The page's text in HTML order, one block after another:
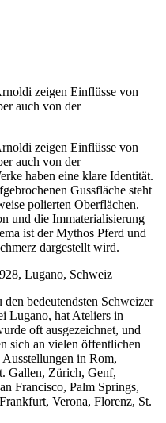
zeigen Einflüsse von
auch von der
zeigen Einflüsse von
auch von der
haben eine klare Identität.
Gussfläche steht
polierten Oberflächen.
und die Immaterialisierung
ist der Mythos Pferd und
dargestellt wird.
Lugano, Schweiz
bedeutendsten Schweizer
Lugano, hat Ateliers in
oft ausgezeichnet, und
sich an vielen öffentlichen
in Rom,
Gallen, Zürich, Genf,
Francisco, Palm Springs,
Verona, Florenz, St.